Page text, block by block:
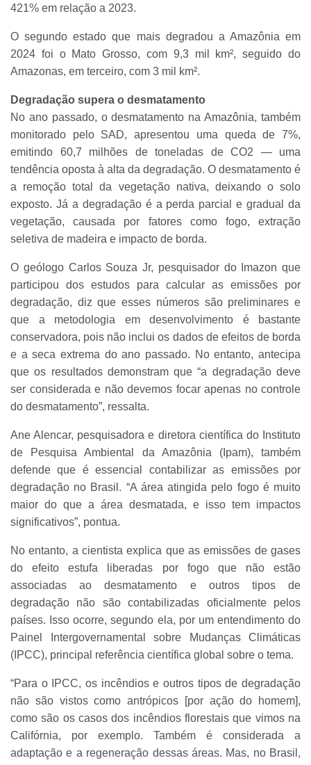
421% em relação a 2023.
O segundo estado que mais degradou a Amazônia em
2024 foi o Mato Grosso, com 9,3 mil km², seguido do
Amazonas, em terceiro, com 3 mil km².
Degradação supera o desmatamento
No ano passado, o desmatamento na Amazônia, também
monitorado pelo SAD, apresentou uma queda de 7%,
emitindo 60,7 milhões de toneladas de CO2 — uma
tendência oposta à alta da degradação. O desmatamento é
a remoção total da vegetação nativa, deixando o solo
exposto. Já a degradação é a perda parcial e gradual da
vegetação, causada por fatores como fogo, extração
seletiva de madeira e impacto de borda.
O geólogo Carlos Souza Jr, pesquisador do Imazon que
participou dos estudos para calcular as emissões por
degradação, diz que esses números são preliminares e
que a metodologia em desenvolvimento é bastante
conservadora, pois não inclui os dados de efeitos de borda
e a seca extrema do ano passado. No entanto, antecipa
que os resultados demonstram que “a degradação deve
ser considerada e não devemos focar apenas no controle
do desmatamento”, ressalta.
Ane Alencar, pesquisadora e diretora científica do Instituto
de Pesquisa Ambiental da Amazônia (Ipam), também
defende que é essencial contabilizar as emissões por
degradação no Brasil. “A área atingida pelo fogo é muito
maior do que a área desmatada, e isso tem impactos
significativos”, pontua.
No entanto, a cientista explica que as emissões de gases
do efeito estufa liberadas por fogo que não estão
associadas ao desmatamento e outros tipos de
degradação não são contabilizadas oficialmente pelos
países. Isso ocorre, segundo ela, por um entendimento do
Painel Intergovernamental sobre Mudanças Climáticas
(IPCC), principal referência científica global sobre o tema.
“Para o IPCC, os incêndios e outros tipos de degradação
não são vistos como antrópicos [por ação do homem],
como são os casos dos incêndios florestais que vimos na
Califórnia, por exemplo. Também é considerada a
adaptação e a regeneração dessas áreas. Mas, no Brasil,